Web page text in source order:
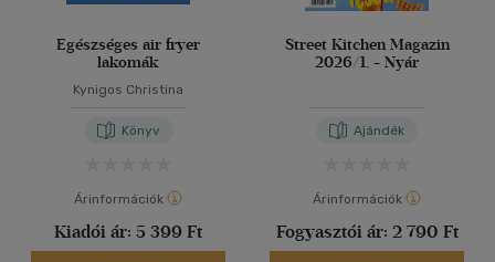
Egészséges air fryer
lakomák
Kynigos Christina
Könyv
Árinformációk
Kiadói ár: 5 399 Ft
Street Kitchen Magazin
2026/1. - Nyár
Ajándék
Árinformációk
Fogyasztói ár: 2 790 Ft